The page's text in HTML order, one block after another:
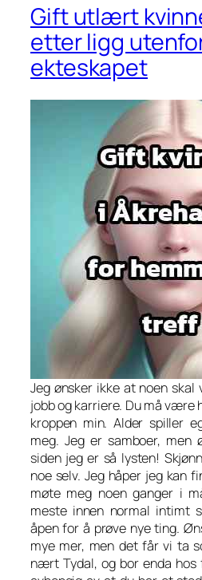
Gift utlært
etter ligg
ekteskapet
Jeg ønsker ikke at noen
jobb og karriere. Du må være
kroppen min. Alder spiller
meg. Jeg er samboer, men
siden jeg er så lysten!
noe selv. Jeg håper jeg kan
møte meg noen ganger i
meste innen normal intimt
åpen for å prøve nye ting.
mye mer, men det får vi ta
nært Tydal, og bor enda